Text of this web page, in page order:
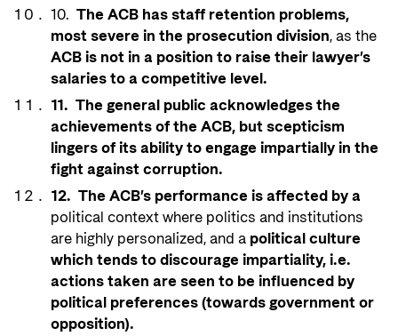
10. The ACB has staff retention problems,
most severe in the prosecution division, as the
ACB is not in a position to raise their lawyer’s
salaries to a competitive level.
11. The general public acknowledges the
achievements of the ACB, but scepticism
lingers of its ability to engage impartially in the
fight against corruption.
12. The ACB’s performance is affected by a
political context where politics and institutions
are highly personalized, and a political culture
which tends to discourage impartiality, i.e.
actions taken are seen to be influenced by
political preferences (towards government or
opposition).